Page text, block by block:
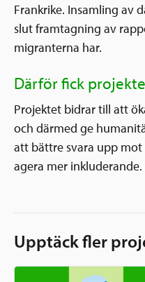
Frankrike. Insamling av
slut framtagning av
migranterna har.
Därför fick
Projektet bidrar till att
och därmed ge
att bättre svara upp
agera mer inkluderande.
Upptäck fler